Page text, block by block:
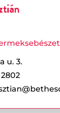
u. 3.
2802